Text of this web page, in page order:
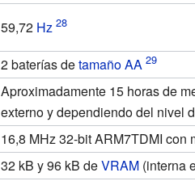
59,72 Hz
2 baterías detamaño AA
Aproximadamente 15 horas de
externo y dependiendo del nivel
16,8 MHz 32-bit ARM7TDMI con
32 kB y 96 kB deVRAM(interna